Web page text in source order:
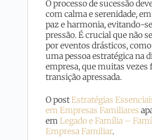
O processo de sucessão
com calma e serenidade,
paz e harmonia, evitando-
pressão. É crucial que não
por eventos drásticos,
uma pessoa estratégica na
empresa, que muitas vezes
transição apressada.
O postEstratégias
em Empresas Familiares
emLegado e Família –
Empresa Familiar.